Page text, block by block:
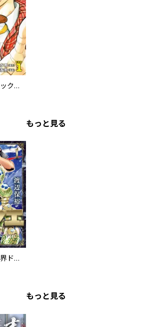
探偵犬シャードック（新装版）
もっと見る
ドカクエ 異世界ドカコッククエスト
もっと見る